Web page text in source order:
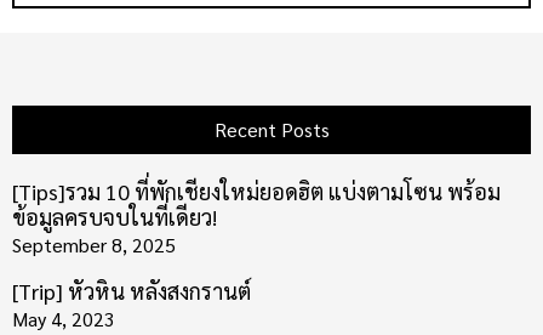
Recent Posts
[Tips]รวม 10 ที่พักเชียงใหม่ยอดฮิต แบ่งตามโซน พร้อม
ข้อมูลครบจบในที่เดียว!
September 8, 2025
[Trip] หัวหิน หลังสงกรานต์
May 4, 2023